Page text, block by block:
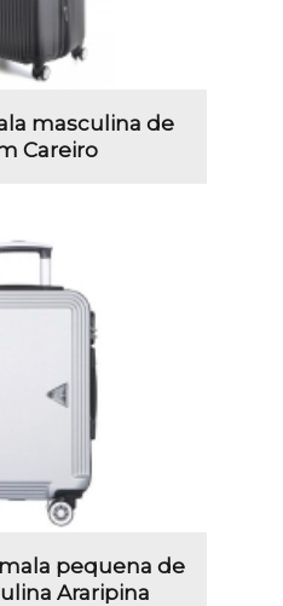
masculina de
Careiro
pequena de
Araripina